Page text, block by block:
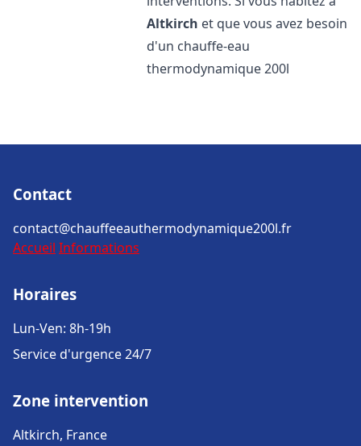
Altkirch et que vous avez besoin
d'un chauffe-eau
thermodynamique 200l
Contact
contact@chauffeeauthermodynamique200l.fr
Accueil Informations
Horaires
Lun-Ven: 8h-19h
Service d'urgence 24/7
Zone intervention
Altkirch, France